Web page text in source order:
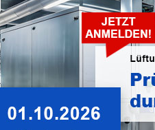
Zugänglichmachung oder
gestattet.